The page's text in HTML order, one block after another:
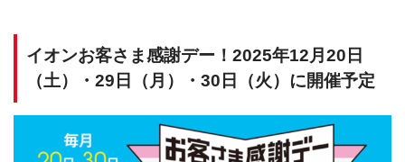
イオンお客さま感謝デー！2025年12月20日
（土）・29日（月）・30日（火）に開催予定